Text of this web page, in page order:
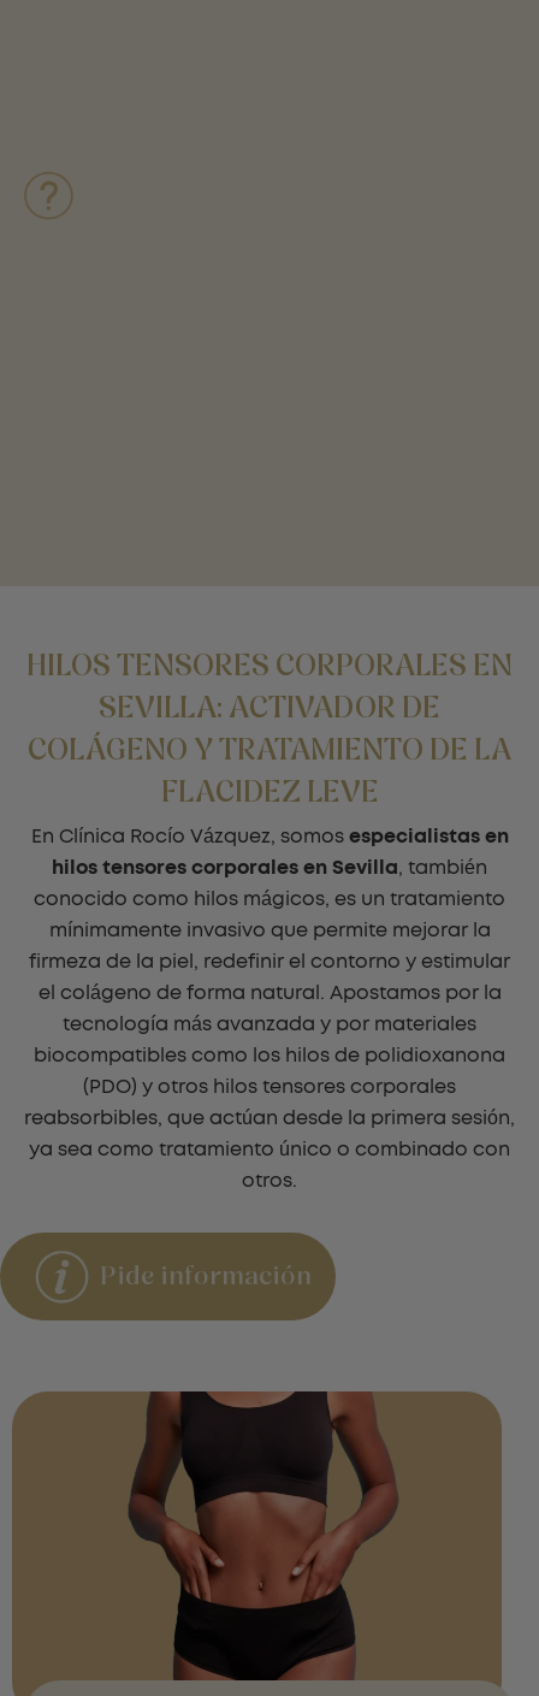
HILOS TENSORES CORPORALES EN
SEVILLA: ACTIVADOR DE
COLÁGENO Y TRATAMIENTO DE LA
FLACIDEZ LEVE
En Clínica Rocío Vázquez, somos especialistas en
hilos tensores corporales en Sevilla, también
conocido como hilos mágicos, es un tratamiento
mínimamente invasivo que permite mejorar la
firmeza de la piel, redefinir el contorno y estimular
el colágeno de forma natural. Apostamos por la
tecnología más avanzada y por materiales
biocompatibles como los hilos de polidioxanona
(PDO) y otros hilos tensores corporales
reabsorbibles, que actúan desde la primera sesión,
ya sea como tratamiento único o combinado con
otros.
Pide información